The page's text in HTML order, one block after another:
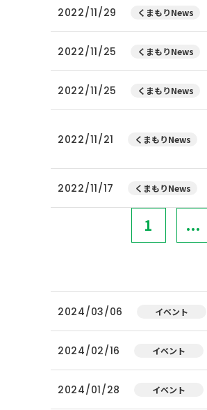
2022/11/29 くまもりNews
2022/11/25 くまもりNews
2022/11/25 くまもりNews
2022/11/21 くまもりNews
2022/11/17 くまもりNews
1 ...
2024/03/06 イベント
2024/02/16 イベント
2024/01/28 イベント